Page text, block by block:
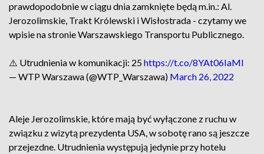
prawdopodobnie w ciągu dnia zamknięte będą m.in.: Al.
Jerozolimskie, Trakt Królewski i Wisłostrada - czytamy we
wpisie na stronie Warszawskiego Transportu Publicznego.
⚠️ Utrudnienia w komunikacji: 25https://t.co/8YAt06IaMl
— WTP Warszawa (@WTP_Warszawa) March 26, 2022
Aleje Jerozolimskie, które mają być wyłączone z ruchu w
związku z wizytą prezydenta USA, w sobotę rano są jeszcze
przejezdne. Utrudnienia występują jedynie przy hotelu